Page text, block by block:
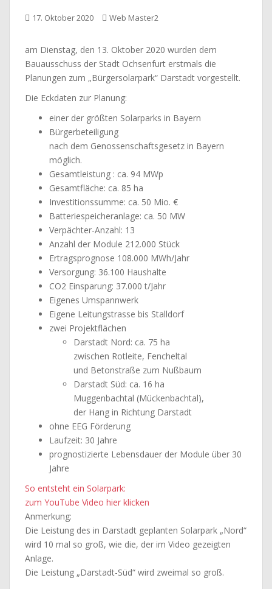
17. Oktober 2020 Web Master2
am Dienstag, den 13. Oktober 2020 wurden dem
Bauausschuss der Stadt Ochsenfurt erstmals die
Planungen zum „Bürgersolarpark“ Darstadt vorgestellt.
Die Eckdaten zur Planung:
einer der größten Solarparks in Bayern
Bürgerbeteiligung
nach dem Genossenschaftsgesetz in Bayern
möglich.
Gesamtleistung : ca. 94 MWp
Gesamtfläche: ca. 85 ha
Investitionssumme: ca. 50 Mio. €
Batteriespeicheranlage: ca. 50 MW
Verpächter-Anzahl: 13
Anzahl der Module 212.000 Stück
Ertragsprognose 108.000 MWh/Jahr
Versorgung: 36.100 Haushalte
CO2 Einsparung: 37.000 t/Jahr
Eigenes Umspannwerk
Eigene Leitungstrasse bis Stalldorf
zwei Projektflächen
Darstadt Nord: ca. 75 ha
zwischen Rotleite, Fencheltal
und Betonstraße zum Nußbaum
Darstadt Süd: ca. 16 ha
Muggenbachtal (Mückenbachtal),
der Hang in Richtung Darstadt
ohne EEG Förderung
Laufzeit: 30 Jahre
prognostizierte Lebensdauer der Module über 30
Jahre
So entsteht ein Solarpark:
zum YouTube Video hier klicken
Anmerkung:
Die Leistung des in Darstadt geplanten Solarpark „Nord“
wird 10 mal so groß, wie die, der im Video gezeigten
Anlage.
Die Leistung „Darstadt-Süd“ wird zweimal so groß.